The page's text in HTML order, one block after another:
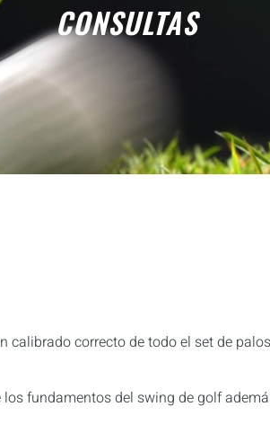
CONSULTAS
calibrado correcto de todo el set de
fundamentos del swing de golf